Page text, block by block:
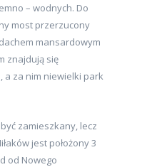
– wodnych. Do
most przerzucony
mansardowym
znajdują się
za nim niewielki park
zamieszkany, lecz
jest położony 3
od Nowego